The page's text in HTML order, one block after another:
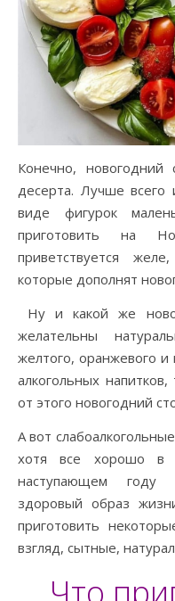
Конечно, новогодний
десерта. Лучше всего
виде фигурок
приготовить на
приветствуется
которые дополнят
Ну и какой же
желательны
желтого, оранжевого и
алкогольных
от этого новогодний
А вот
хотя все хорошо в
наступающем году
здоровый образ
приготовить
взгляд, сытные,